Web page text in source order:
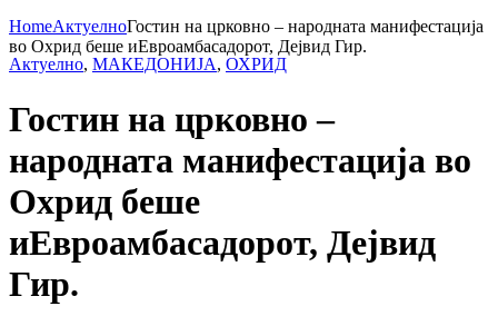
HomeАктуелноГостин на црковно – народната манифестација
во Охрид беше иЕвроамбасадорот, Дејвид Гир.
Актуелно, МАКЕДОНИЈА, ОХРИД
Гостин на црковно –
народната манифестација во
Охрид беше
иЕвроамбасадорот, Дејвид
Гир.